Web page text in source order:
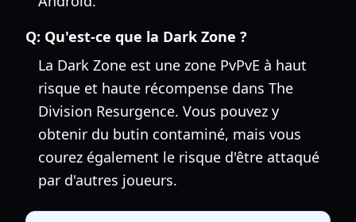
Q: Qu'est-ce que la Dark Zone ?
La Dark Zone est une zone PvPvE à haut
risque et haute récompense dans The
Division Resurgence. Vous pouvez y
obtenir du butin contaminé, mais vous
courez également le risque d'être attaqué
par d'autres joueurs.